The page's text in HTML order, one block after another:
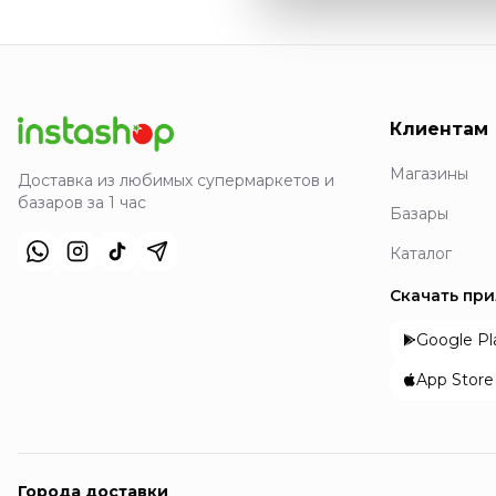
Доставка из любимых супермаркетов и
базаров за 1 час
Клиентам
Магазины
Базары
Каталог
Скачать
Google
App Store
Города доставки